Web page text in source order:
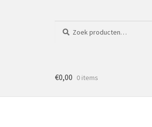
naar:
€0,00 0 items